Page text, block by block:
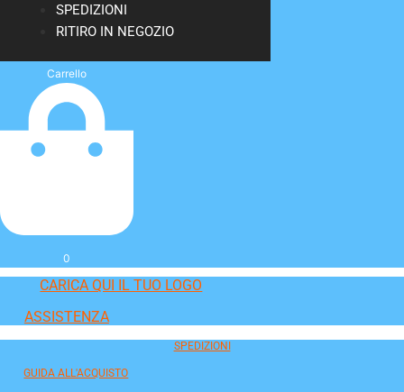
SPEDIZIONI
RITIRO IN NEGOZIO
Carrello
0
CARICA QUI IL TUO LOGO
ASSISTENZA
SPEDIZIONI
GUIDA ALL'ACQUISTO